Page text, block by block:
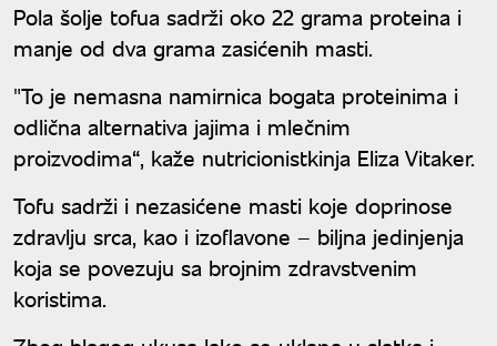
Pola šolje tofua sadrži oko 22 grama proteina i
manje od dva grama zasićenih masti.
"To je nemasna namirnica bogata proteinima i
odlična alternativa jajima i mlečnim
proizvodima“, kaže nutricionistkinja Eliza Vitaker.
Tofu sadrži i nezasićene masti koje doprinose
zdravlju srca, kao i izoflavone – biljna jedinjenja
koja se povezuju sa brojnim zdravstvenim
koristima.